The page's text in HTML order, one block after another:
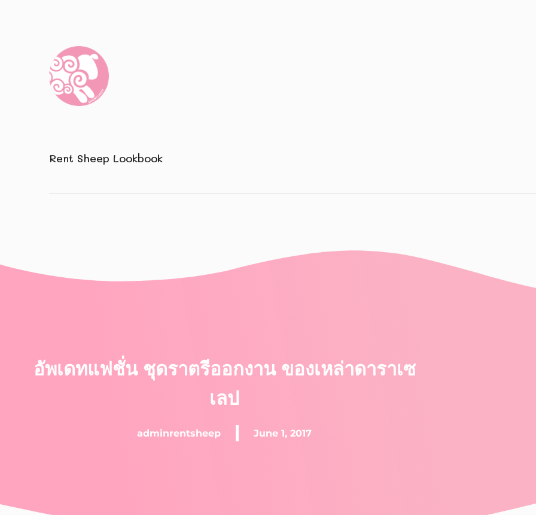
Rent Sheep Lookbook
อัพเดทแฟชั่น ชุดราตรีออกงาน ของเหล่าดาราเซ
เลป
adminrentsheep June 1, 2017